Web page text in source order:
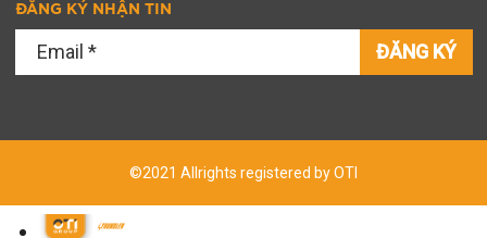
ĐĂNG KÝ NHẬN TIN
ĐĂNG KÝ
©2021 Allrights registered by OTI